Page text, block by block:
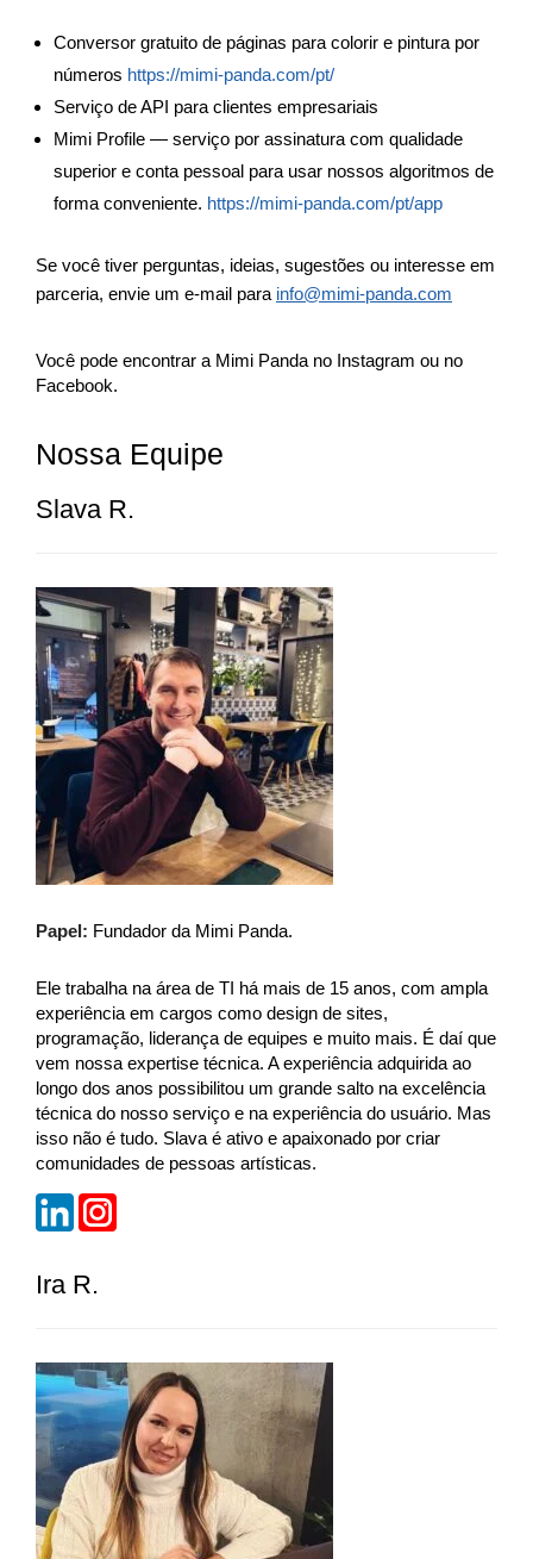
Conversor gratuito de páginas para colorir e pintura por
números https://mimi-panda.com/pt/
Serviço de API para clientes empresariais
Mimi Profile — serviço por assinatura com qualidade
superior e conta pessoal para usar nossos algoritmos de
forma conveniente. https://mimi-panda.com/pt/app
Se você tiver perguntas, ideias, sugestões ou interesse em
parceria, envie um e-mail para info@mimi-panda.com
Você pode encontrar a Mimi Panda no Instagram ou no
Facebook.
Nossa Equipe
Slava R.
Papel: Fundador da Mimi Panda.
Ele trabalha na área de TI há mais de 15 anos, com ampla
experiência em cargos como design de sites,
programação, liderança de equipes e muito mais. É daí que
vem nossa expertise técnica. A experiência adquirida ao
longo dos anos possibilitou um grande salto na excelência
técnica do nosso serviço e na experiência do usuário. Mas
isso não é tudo. Slava é ativo e apaixonado por criar
comunidades de pessoas artísticas.
Ira R.